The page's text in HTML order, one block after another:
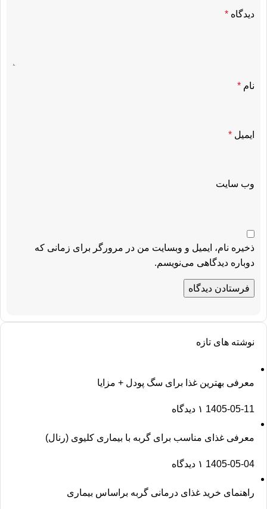
نوشته های تازه
معرفی بهترین غذا برای سگ پودل + مزایا
1405-05-11 ۱ دیدگاه
معرفی غذای مناسب برای گربه با بیماری کلیوی (رنال)
1405-05-04 ۱ دیدگاه
راهنمای خرید غذای درمانی گربه براساس بیماری
دیدگاه *
نام *
ایمیل *
وب‌ سایت
ذخیره نام، ایمیل و وبسایت من در مرورگر برای زمانی که
دوباره دیدگاهی می‌نویسم.